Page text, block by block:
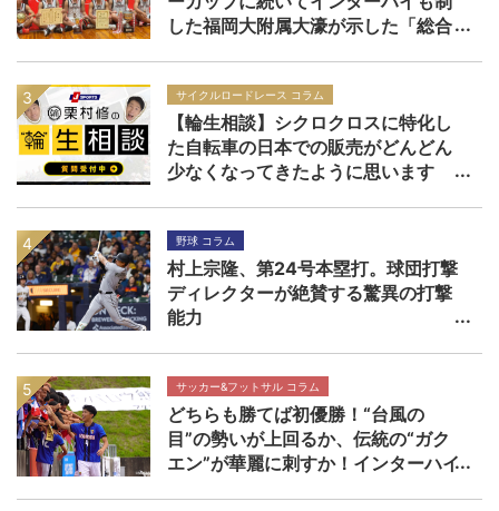
した福岡大附属大濠が示した「総合
サイクルロードレース コラム
【輪生相談】シクロクロスに特化し
た自転車の日本での販売がどんどん
少なくなってきたように思います
野球 コラム
村上宗隆、第24号本塁打。球団打撃
ディレクターが絶賛する驚異の打撃
能力
サッカー&フットサル コラム
どちらも勝てば初優勝！“台風の
目”の勢いが上回るか、伝統の“ガク
エン”が華麗に刺すか！インターハイ